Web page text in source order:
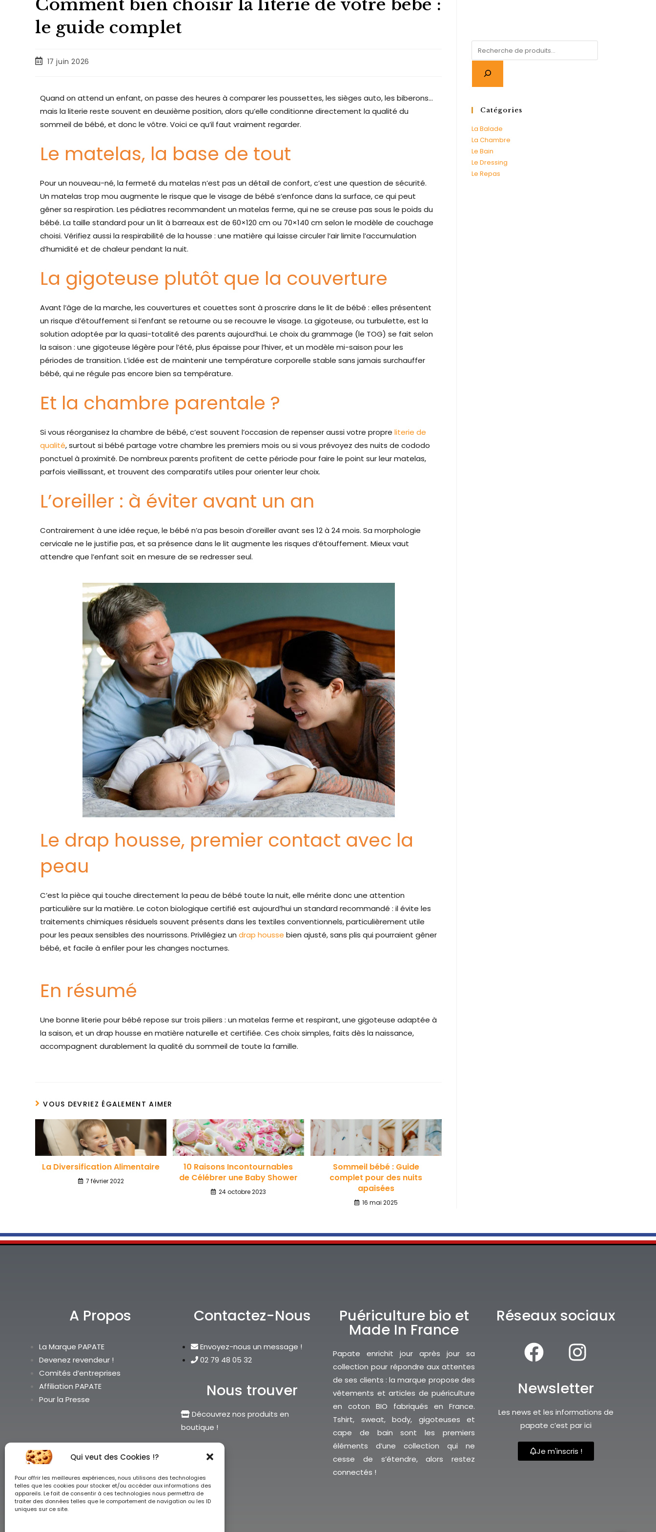
Qui veut des Cookies !?
Pour offrir les meilleures expériences, nous utilisons des technologies
telles que les cookies pour stocker et/ou accéder aux informations des
appareils. Le fait de consentir à ces technologies nous permettra de
traiter des données telles que le comportement de navigation ou les ID
uniques sur ce site.
Comment bien choisir la literie de votre bébé :
le guide complet
17 juin 2026
Quand on attend un enfant, on passe des heures à comparer les poussettes, les sièges auto, les biberons…
mais la literie reste souvent en deuxième position, alors qu’elle conditionne directement la qualité du
sommeil de bébé, et donc le vôtre. Voici ce qu’il faut vraiment regarder.
Le matelas, la base de tout
Pour un nouveau-né, la fermeté du matelas n’est pas un détail de confort, c’est une question de sécurité.
Un matelas trop mou augmente le risque que le visage de bébé s’enfonce dans la surface, ce qui peut
gêner sa respiration. Les pédiatres recommandent un matelas ferme, qui ne se creuse pas sous le poids du
bébé. La taille standard pour un lit à barreaux est de 60×120 cm ou 70×140 cm selon le modèle de couchage
choisi. Vérifiez aussi la respirabilité de la housse : une matière qui laisse circuler l’air limite l’accumulation
d’humidité et de chaleur pendant la nuit.
La gigoteuse plutôt que la couverture
Avant l’âge de la marche, les couvertures et couettes sont à proscrire dans le lit de bébé : elles présentent
un risque d’étouffement si l’enfant se retourne ou se recouvre le visage. La gigoteuse, ou turbulette, est la
solution adoptée par la quasi-totalité des parents aujourd’hui. Le choix du grammage (le TOG) se fait selon
la saison : une gigoteuse légère pour l’été, plus épaisse pour l’hiver, et un modèle mi-saison pour les
périodes de transition. L’idée est de maintenir une température corporelle stable sans jamais surchauffer
bébé, qui ne régule pas encore bien sa température.
Et la chambre parentale ?
Si vous réorganisez la chambre de bébé, c’est souvent l’occasion de repenser aussi votre propre literie de
qualité, surtout si bébé partage votre chambre les premiers mois ou si vous prévoyez des nuits de cododo
ponctuel à proximité. De nombreux parents profitent de cette période pour faire le point sur leur matelas,
parfois vieillissant, et trouvent des comparatifs utiles pour orienter leur choix.
L’oreiller : à éviter avant un an
Contrairement à une idée reçue, le bébé n’a pas besoin d’oreiller avant ses 12 à 24 mois. Sa morphologie
cervicale ne le justifie pas, et sa présence dans le lit augmente les risques d’étouffement. Mieux vaut
attendre que l’enfant soit en mesure de se redresser seul.
Le drap housse, premier contact avec la
peau
C’est la pièce qui touche directement la peau de bébé toute la nuit, elle mérite donc une attention
particulière sur la matière. Le coton biologique certifié est aujourd’hui un standard recommandé : il évite les
traitements chimiques résiduels souvent présents dans les textiles conventionnels, particulièrement utile
pour les peaux sensibles des nourrissons. Privilégiez un drap housse bien ajusté, sans plis qui pourraient gêner
bébé, et facile à enfiler pour les changes nocturnes.
En résumé
Une bonne literie pour bébé repose sur trois piliers : un matelas ferme et respirant, une gigoteuse adaptée à
la saison, et un drap housse en matière naturelle et certifiée. Ces choix simples, faits dès la naissance,
accompagnent durablement la qualité du sommeil de toute la famille.
VOUS DEVRIEZ ÉGALEMENT AIMER
La Diversification Alimentaire
7 février 2022
10 Raisons Incontournables
de Célébrer une Baby Shower
24 octobre 2023
Sommeil bébé : Guide
complet pour des nuits
apaisées
16 mai 2025
Catégories
La Balade
La Chambre
Le Bain
Le Dressing
Le Repas
A Propos
La Marque PAPATE
Devenez revendeur !
Comités d’entreprises
Affiliation PAPATE
Pour la Presse
Contactez-Nous
Envoyez-nous un message !
02 79 48 05 32
Nous trouver
Découvrez nos produits en
boutique !
Puériculture bio et
Made In France
Papate enrichit jour après jour sa
collection pour répondre aux attentes
de ses clients : la marque propose des
vêtements et articles de puériculture
en coton BIO fabriqués en France.
Tshirt, sweat, body, gigoteuses et
cape de bain sont les premiers
éléments d’une collection qui ne
cesse de s’étendre, alors restez
connectés !
Réseaux sociaux
Newsletter
Les news et les informations de
papate c’est par ici
Je m'inscris !